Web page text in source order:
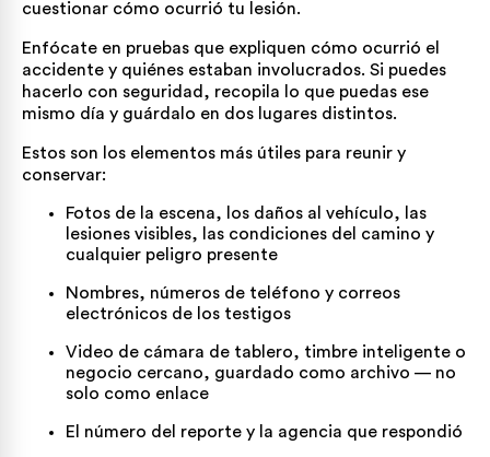
cuestionar cómo ocurrió tu lesión.
Enfócate en pruebas que expliquen cómo ocurrió el
accidente y quiénes estaban involucrados. Si puedes
hacerlo con seguridad, recopila lo que puedas ese
mismo día y guárdalo en dos lugares distintos.
Estos son los elementos más útiles para reunir y
conservar:
Fotos de la escena, los daños al vehículo, las
lesiones visibles, las condiciones del camino y
cualquier peligro presente
Nombres, números de teléfono y correos
electrónicos de los testigos
Video de cámara de tablero, timbre inteligente o
negocio cercano, guardado como archivo — no
solo como enlace
El número del reporte y la agencia que respondió